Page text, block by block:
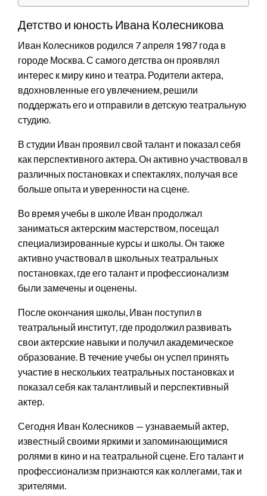
Детство и юность Ивана Колесникова
Иван Колесников родился 7 апреля 1987 года в
городе Москва. С самого детства он проявлял
интерес к миру кино и театра. Родители актера,
вдохновленные его увлечением, решили
поддержать его и отправили в детскую театральную
студию.
В студии Иван проявил свой талант и показал себя
как перспективного актера. Он активно участвовал в
различных постановках и спектаклях, получая все
больше опыта и уверенности на сцене.
Во время учебы в школе Иван продолжал
заниматься актерским мастерством, посещал
специализированные курсы и школы. Он также
активно участвовал в школьных театральных
постановках, где его талант и профессионализм
были замечены и оценены.
После окончания школы, Иван поступил в
театральный институт, где продолжил развивать
свои актерские навыки и получил академическое
образование. В течение учебы он успел принять
участие в нескольких театральных постановках и
показал себя как талантливый и перспективный
актер.
Сегодня Иван Колесников — узнаваемый актер,
известный своими яркими и запоминающимися
ролями в кино и на театральной сцене. Его талант и
профессионализм признаются как коллегами, так и
зрителями.